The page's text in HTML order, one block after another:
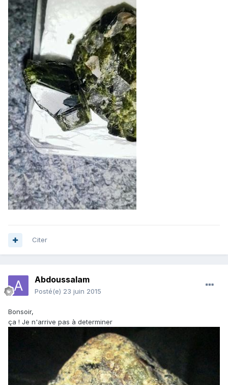
Citer
Abdoussalam
Posté(e) 23 juin 2015
Bonsoir,
ça ! Je n'arrive pas à determiner